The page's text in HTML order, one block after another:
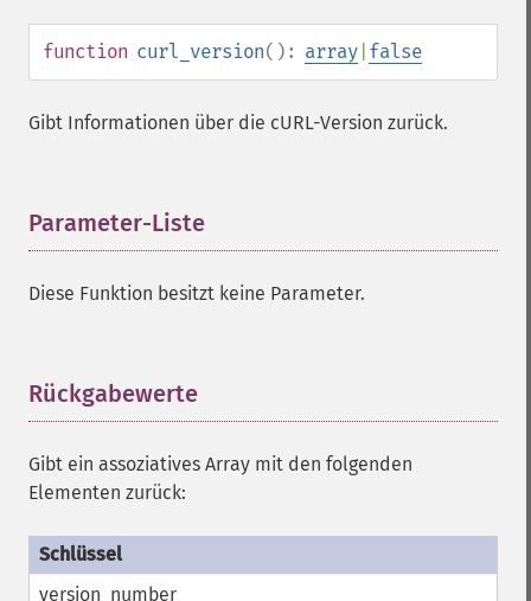
function curl_version(): array false
Gibt Informationen über die cURL-Version zurück.
Parameter-Liste
Diese Funktion besitzt keine Parameter.
Rückgabewerte
Gibt ein assoziatives Array mit den folgenden
Elementen zurück:
version_number